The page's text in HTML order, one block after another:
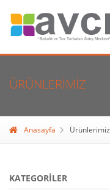
ÜRÜNLERIMIZ
Anasayfa Ürünlerimiz
KATEGORILER